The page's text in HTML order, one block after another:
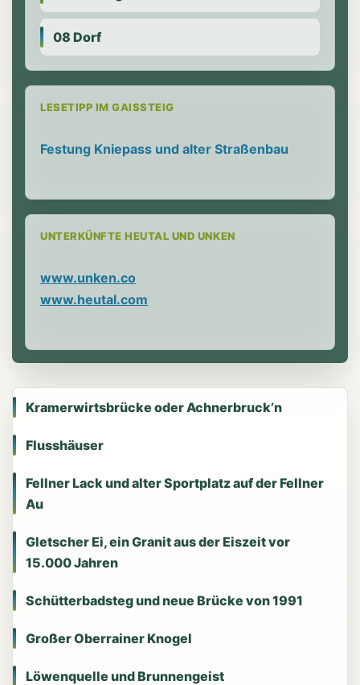
08 Dorf
LESETIPP IM GAISSTEIG
Festung Kniepass und alter Straßenbau
UNTERKÜNFTE HEUTAL UND UNKEN
www.unken.co
www.heutal.com
Kramerwirtsbrücke oder Achnerbruck’n
Flusshäuser
Fellner Lack und alter Sportplatz auf der Fellner
Au
Gletscher Ei, ein Granit aus der Eiszeit vor
15.000 Jahren
Schütterbadsteg und neue Brücke von 1991
Großer Oberrainer Knogel
Löwenquelle und Brunnengeist